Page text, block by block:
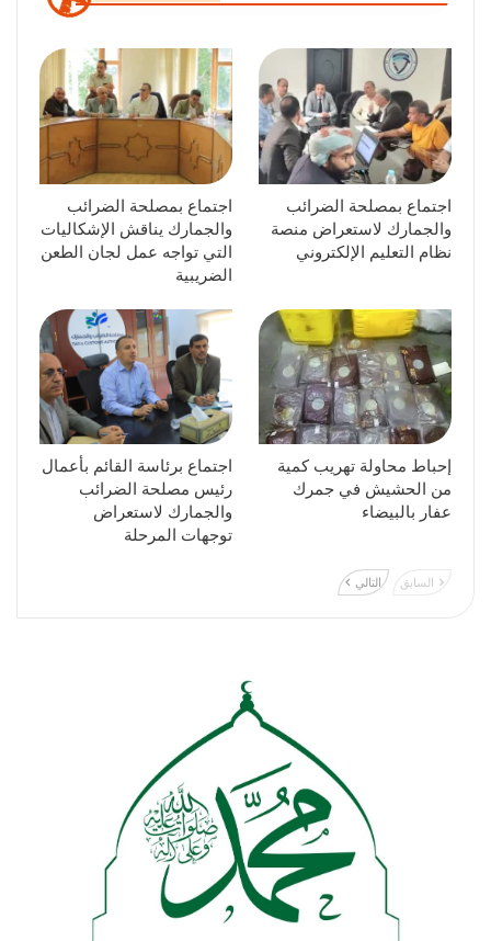
اجتماع بمصلحة الضرائب
والجمارك لاستعراض منصة
نظام التعليم الإلكتروني
اجتماع بمصلحة الضرائب
والجمارك يناقش الإشكاليات
التي تواجه عمل لجان الطعن
الضريبية
إحباط محاولة تهريب كمية
من الحشيش في جمرك
عفار بالبيضاء
اجتماع برئاسة القائم بأعمال
رئيس مصلحة الضرائب
والجمارك لاستعراض
توجهات المرحلة
السابق التالي